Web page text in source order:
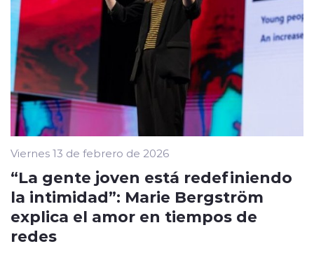
Viernes 13 de febrero de 2026
“La gente joven está redefiniendo
la intimidad”: Marie Bergström
explica el amor en tiempos de
redes